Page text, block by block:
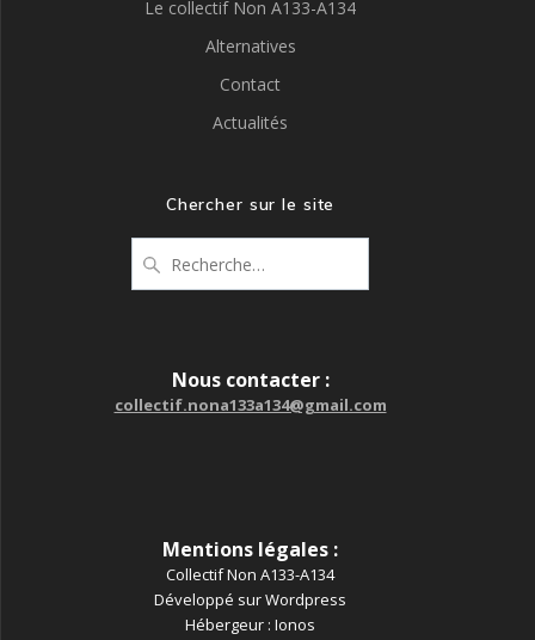
Le collectif Non A133-A134
Alternatives
Contact
Actualités
Chercher sur le site
pour
Nous contacter :
collectif.nona133a134@gmail.com
Mentions légales :
Collectif Non A133-A134
Développé sur Wordpress
Hébergeur : Ionos